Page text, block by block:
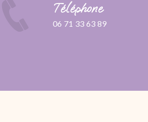
Téléphone
06 71 33 63 89